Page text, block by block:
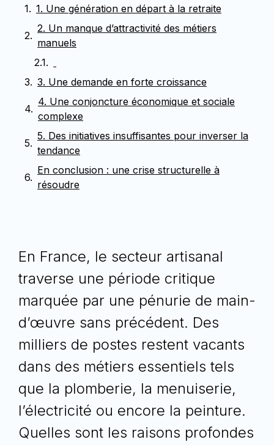
1. Une génération en départ à la retraite
2. Un manque d’attractivité des métiers
manuels
3. Une demande en forte croissance
4. Une conjoncture économique et sociale
complexe
5. Des initiatives insuffisantes pour inverser la
tendance
En conclusion : une crise structurelle à
résoudre
En France, le secteur artisanal
traverse une période critique
marquée par une pénurie de main-
d’œuvre sans précédent. Des
milliers de postes restent vacants
dans des métiers essentiels tels
que la plomberie, la menuiserie,
l’électricité ou encore la peinture.
Quelles sont les raisons profondes